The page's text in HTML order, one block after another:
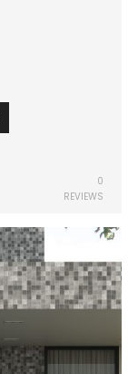
0
REVIEWS